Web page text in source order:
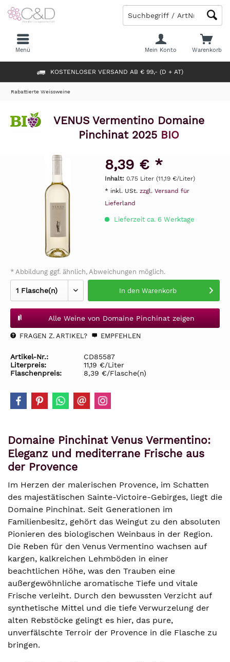
KOSTENLOSER VERSAND AB € 99,- (D + AT)
Warenkorb
Mein Konto
Menü
Rabattierte Weissweine
VENUS Vermentino Domaine
Pinchinat 2025 BIO
8,39 € *
Inhalt: 0.75 Liter (11,19 €/Liter)
* inkl. USt. zzgl. Versand für
Lieferland
Lieferzeit ca. 6 Werktage
* Abbildung ggf. ähnlich, Abweichungen möglich.
In den Warenkorb
Alle Weine von Domaine Pinchinat zeigen
FRAGEN Z. ARTIKEL? EMPFEHLEN
Artikel-Nr.:
CD85587
Literpreis:
11,19 €/Liter
Flaschenpreis:
8,39 €/Flasche(n)
Domaine Pinchinat Venus Vermentino:
Eleganz und mediterrane Frische aus
der Provence
Im Herzen der malerischen Provence, im Schatten
des majestätischen Sainte-Victoire-Gebirges, liegt die
Domaine Pinchinat. Seit Generationen im
Familienbesitz, gehört das Weingut zu den absoluten
Pionieren des biologischen Weinbaus in der Region.
Die Reben für den Venus Vermentino wachsen auf
kargen, kalkreichen Lehmböden in einer
beachtlichen Höhe, was den Trauben eine
außergewöhnliche aromatische Tiefe und vitale
Frische verleiht. Durch den bewussten Verzicht auf
synthetische Mittel und die tiefe Verwurzelung der
alten Rebstöcke gelingt es hier, das pure,
unverfälschte Terroir der Provence in die Flasche zu
bringen.